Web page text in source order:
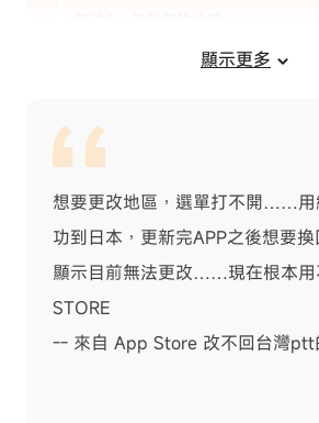
解法6：聯繫 Apple 支援
Store 地區改不回來
顯示更多
想要更改地區，選單打不開……用
功到日本，更新完APP之後想要
顯示目前無法更改……現在根本用
STORE
-- 來自 App Store 改不回台灣ptt